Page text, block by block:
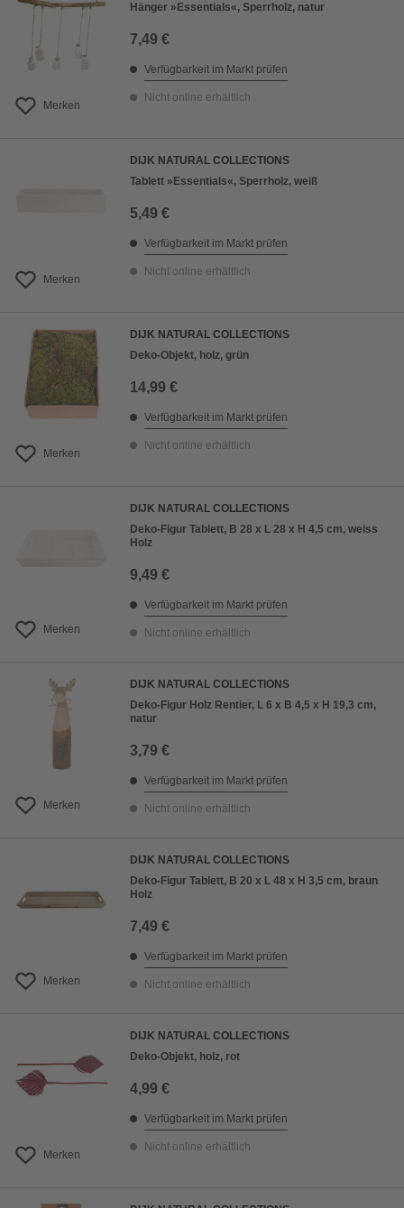
Merken
Hänger »Essentials«, Sperrholz, natur
7,49 €
Verfügbarkeit im Markt prüfen
Nicht online erhältlich
Merken
DIJK NATURAL COLLECTIONS
Tablett »Essentials«, Sperrholz, weiß
5,49 €
Verfügbarkeit im Markt prüfen
Nicht online erhältlich
Merken
DIJK NATURAL COLLECTIONS
Deko-Objekt, holz, grün
14,99 €
Verfügbarkeit im Markt prüfen
Nicht online erhältlich
Merken
DIJK NATURAL COLLECTIONS
Deko-Figur Tablett, B 28 x L 28 x H 4,5 cm, weiss
Holz
9,49 €
Verfügbarkeit im Markt prüfen
Nicht online erhältlich
Merken
DIJK NATURAL COLLECTIONS
Deko-Figur Holz Rentier, L 6 x B 4,5 x H 19,3 cm,
natur
3,79 €
Verfügbarkeit im Markt prüfen
Nicht online erhältlich
Merken
DIJK NATURAL COLLECTIONS
Deko-Figur Tablett, B 20 x L 48 x H 3,5 cm, braun
Holz
7,49 €
Verfügbarkeit im Markt prüfen
Nicht online erhältlich
Merken
DIJK NATURAL COLLECTIONS
Deko-Objekt, holz, rot
4,99 €
Verfügbarkeit im Markt prüfen
Nicht online erhältlich